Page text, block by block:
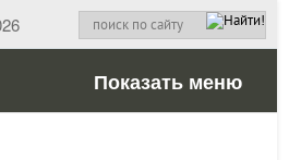
Показать меню